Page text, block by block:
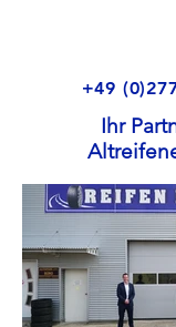
+49
Ihr